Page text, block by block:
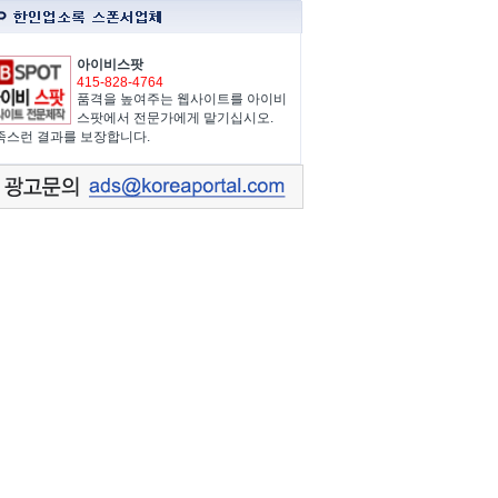
아이비스팟
415-828-4764
품격을 높여주는 웹사이트를 아이비
스팟에서 전문가에게 맡기십시오.
스런 결과를 보장합니다.